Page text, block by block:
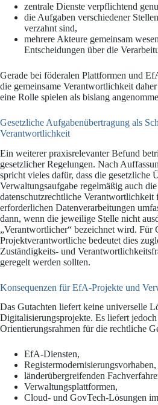
zentrale Dienste verpflichtend
die Aufgaben verschiedener
verzahnt sind,
mehrere Akteure gemeinsam
Entscheidungen über die
Gerade bei föderalen Plattformen und
die gemeinsame Verantwortlichkeit
eine Rolle spielen als bislang
Gesetzliche Aufgabenübertragung als
Verantwortlichkeit
Ein weiterer praxisrelevanter Befund
gesetzlicher Regelungen. Nach
spricht vieles dafür, dass die gesetzliche
Verwaltungsaufgabe regelmäßig auch die
datenschutzrechtliche Verantwortlichkeit
erforderlichen Datenverarbeitungen
dann, wenn die jeweilige Stelle nicht
„Verantwortlicher“ bezeichnet wird. Für
Projektverantwortliche bedeutet dies
Zuständigkeits- und
geregelt werden sollten.
Konsequenzen für EfA-Projekte und
Das Gutachten liefert keine universelle
Digitalisierungsprojekte. Es liefert
Orientierungsrahmen für die rechtliche
EfA-Diensten,
Registermodernisierungsvorhaben,
länderübergreifenden
Verwaltungsplattformen,
Cloud- und GovTech-Lösungen